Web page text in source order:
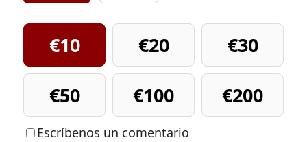
€10 €20
€30
€50
€100 €200
Escríbenos un comentario